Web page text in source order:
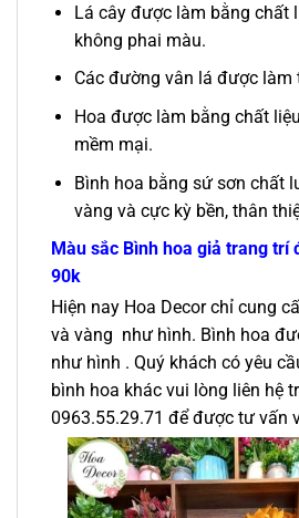
Lá cây được làm bằng chất
không phai màu.
Các đường vân lá được làm
Hoa được làm bằng chất
mềm mại.
Bình hoa bằng sứ sơn chất
vàng và cực kỳ bền, thân
Màu sắc Bình hoa giả trang trí
90k
Hiện nay Hoa Decor chỉ cung
và vàng như hình. Bình hoa
như hình . Quý khách có yêu
bình hoa khác vui lòng liên hệ
0963.55.29.71 để được tư vấn